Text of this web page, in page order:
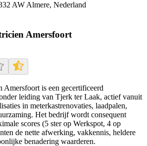
AW Almere, Nederland
Amersfoort
is een gecertificeerd
leiding van Tjerk ter Laak, actief vanuit
in meterkastrenovaties, laadpalen,
Het bedrijf wordt consequent
scores (5 ster op Werkspot, 4 op
de nette afwerking, vakkennis, heldere
benadering waarderen.